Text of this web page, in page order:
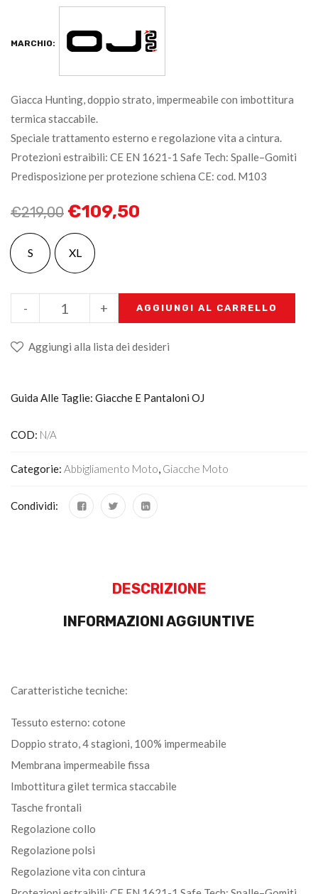
MARCHIO:
Giacca Hunting, doppio strato, impermeabile con imbottitura
termica staccabile.
Speciale trattamento esterno e regolazione vita a cintura.
Protezioni estraibili: CE EN 1621-1 Safe Tech: Spalle–Gomiti
Predisposizione per protezione schiena CE: cod. M103
€219,00 €109,50
S XL
+
- AGGIUNGI AL CARRELLO
Aggiungi alla lista dei desideri
Guida Alle Taglie: Giacche E Pantaloni OJ
COD: N/A
Categorie: Abbigliamento Moto, Giacche Moto
Condividi:
DESCRIZIONE
INFORMAZIONI AGGIUNTIVE
Caratteristiche tecniche:
Tessuto esterno: cotone
Doppio strato, 4 stagioni, 100% impermeabile
Membrana impermeabile fissa
Imbottitura gilet termica staccabile
Tasche frontali
Regolazione collo
Regolazione polsi
Regolazione vita con cintura